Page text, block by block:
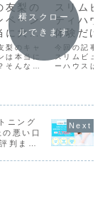
友梨の
ペーン
に大丈
誘・料
コミを
査
梨のキャ
は本当に
そんな不
の注意点
て紹介し
スリムビ
ティハウ
体験だけ
良いの？
3,000円
の真実！
今回の記事
スリムビュ
ーハウスは
たいけど、
けでも問題
か？気にな
横スクロー
ルできます
ニング
悪い口
判まで